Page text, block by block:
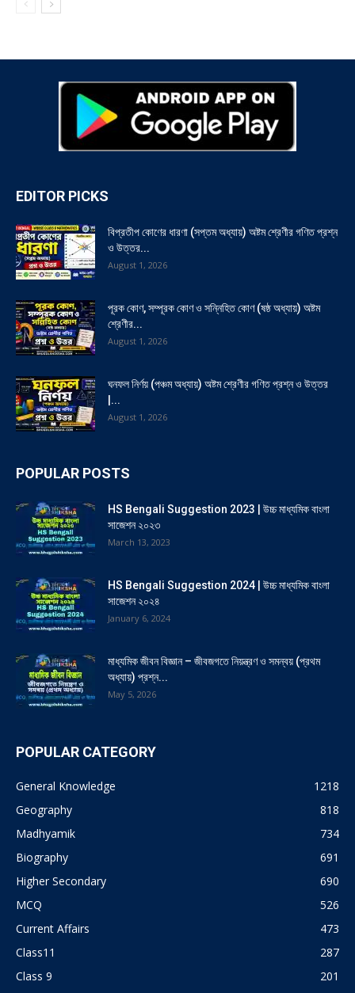
EDITOR PICKS
বিপ্রতীপ কোণের ধারণা (সপ্তম অধ্যায়) অষ্টম শ্রেণীর গণিত প্রশ্ন
ও উত্তর...
August 1, 2026
পূরক কোণ, সম্পূরক কোণ ও সন্নিহিত কোণ (ষষ্ঠ অধ্যায়) অষ্টম
শ্রেণীর...
August 1, 2026
ঘনফল নির্ণয় (পঞ্চম অধ্যায়) অষ্টম শ্রেণীর গণিত প্রশ্ন ও উত্তর
|...
August 1, 2026
POPULAR POSTS
HS Bengali Suggestion 2023 | উচ্চ মাধ্যমিক বাংলা
সাজেশন ২০২৩
March 13, 2023
HS Bengali Suggestion 2024 | উচ্চ মাধ্যমিক বাংলা
সাজেশন ২০২৪
January 6, 2024
মাধ্যমিক জীবন বিজ্ঞান – জীবজগতে নিয়ন্ত্রণ ও সমন্বয় (প্রথম
অধ্যায়) প্রশ্ন...
May 5, 2026
POPULAR CATEGORY
General Knowledge
1218
Geography
818
Madhyamik
734
Biography
691
Higher Secondary
690
MCQ
526
Current Affairs
473
Class11
287
Class 9
201